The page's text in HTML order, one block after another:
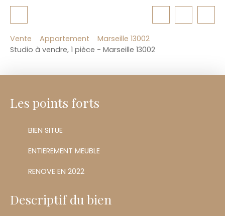
Vente Appartement
Marseille 13002
Studio à vendre, 1 pièce - Marseille 13002
Les points forts
BIEN SITUE
ENTIEREMENT MEUBLE
RENOVE EN 2022
Descriptif du bien